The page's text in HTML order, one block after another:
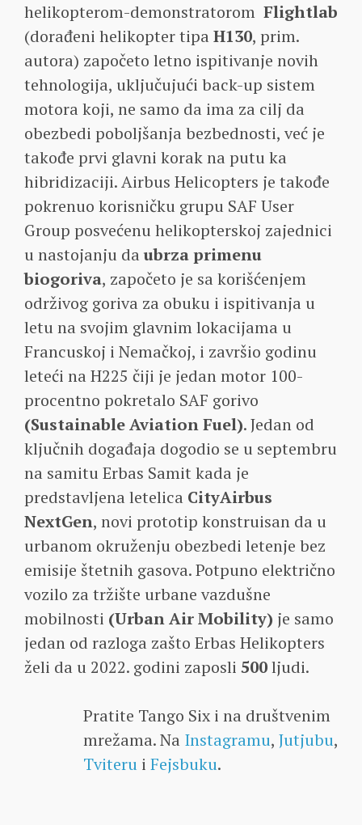
helikopterom-demonstratorom Flightlab
(dorađeni helikopter tipa H130, prim.
autora) započeto letno ispitivanje novih
tehnologija, uključujući back-up sistem
motora koji, ne samo da ima za cilj da
obezbedi poboljšanja bezbednosti, već je
takođe prvi glavni korak na putu ka
hibridizaciji. Airbus Helicopters je takođe
pokrenuo korisničku grupu SAF User
Group posvećenu helikopterskoj zajednici
u nastojanju da ubrza primenu
biogoriva, započeto je sa korišćenjem
održivog goriva za obuku i ispitivanja u
letu na svojim glavnim lokacijama u
Francuskoj i Nemačkoj, i završio godinu
leteći na H225 čiji je jedan motor 100-
procentno pokretalo SAF gorivo
(Sustainable Aviation Fuel). Jedan od
ključnih događaja dogodio se u septembru
na samitu Erbas Samit kada je
predstavljena letelica CityAirbus
NextGen, novi prototip konstruisan da u
urbanom okruženju obezbedi letenje bez
emisije štetnih gasova. Potpuno električno
vozilo za tržište urbane vazdušne
mobilnosti (Urban Air Mobility) je samo
jedan od razloga zašto Erbas Helikopters
želi da u 2022. godini zaposli 500ljudi.
Pratite Tango Six i na društvenim
mrežama. Na Instagramu, Jutjubu,
Tviteru i Fejsbuku.